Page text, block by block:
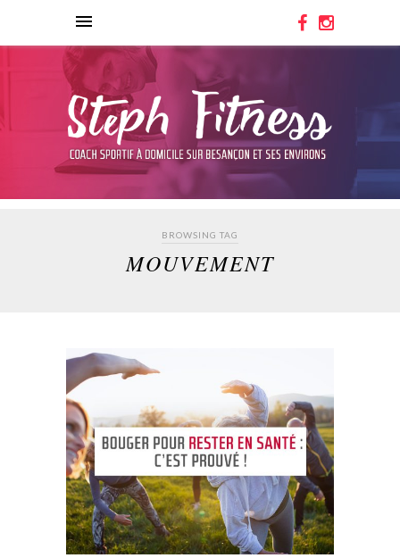
BROWSING TAG
MOUVEMENT